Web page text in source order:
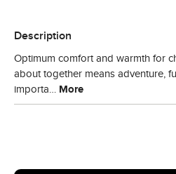
Description
Optimum comfort and warmth for
about together means adventure,
importa… More